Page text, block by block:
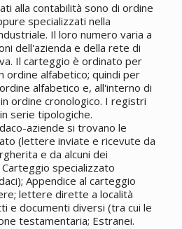
alla contabilità sono di ordine
specializzati nella
Il loro numero varia a
dell'azienda e della rete di
Il carteggio è ordinato per
ordine alfabetico; quindi per
alfabetico e, all'interno di
ordine cronologico. I registri
serie tipologiche.
aziende si trovano le
(lettere inviate e ricevute da
e da alcuni dei
specializzato
Appendice al carteggio
lettere dirette a località
e documenti diversi (tra cui le
testamentaria; Estranei.